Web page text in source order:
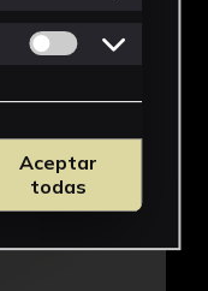
Permitir cookies
Aceptar
todas